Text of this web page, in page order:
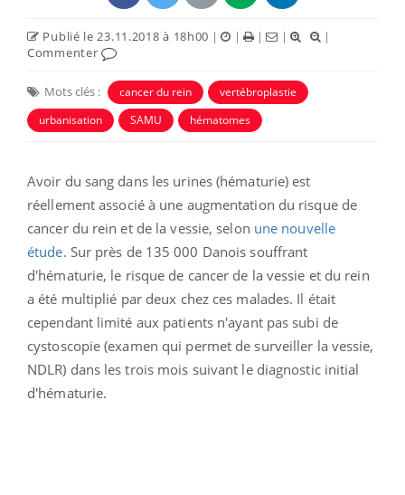
Publié le 23.11.2018 à 18h00 | | | |
|
Commenter
Mots clés : cancer du rein
vertébroplastie
urbanisation
SAMU hématomes
Avoir du sang dans les urines (hématurie) est
réellement associé à une augmentation du risque de
cancer du rein et de la vessie, selon une nouvelle
étude. Sur près de 135 000 Danois souffrant
d'hématurie, le risque de cancer de la vessie et du rein
a été multiplié par deux chez ces malades. Il était
cependant limité aux patients n'ayant pas subi de
cystoscopie (examen qui permet de surveiller la vessie,
NDLR) dans les trois mois suivant le diagnostic initial
d'hématurie.